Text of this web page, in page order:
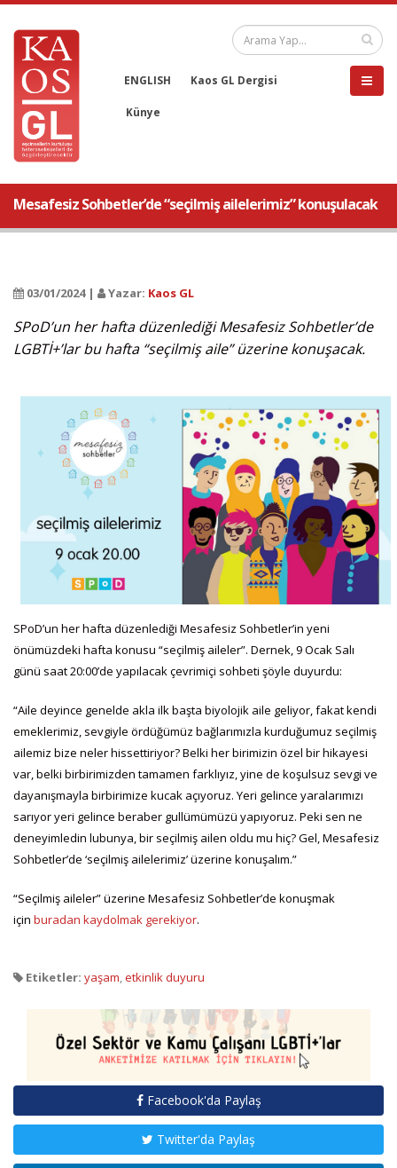
ENGLISH Kaos GL Dergisi
Künye
Mesafesiz Sohbetler’de “seçilmiş ailelerimiz” konuşulacak
03/01/2024 | Yazar: Kaos GL
SPoD’un her hafta düzenlediği Mesafesiz Sohbetler’de
LGBTİ+’lar bu hafta “seçilmiş aile” üzerine konuşacak.
SPoD’un her hafta düzenlediği Mesafesiz Sohbetler’in yeni
önümüzdeki hafta konusu “seçilmiş aileler”. Dernek, 9 Ocak Salı
günü saat 20:00’de yapılacak çevrimiçi sohbeti şöyle duyurdu:
“Aile deyince genelde akla ilk başta biyolojik aile geliyor, fakat kendi
emeklerimiz, sevgiyle ördüğümüz bağlarımızla kurduğumuz seçilmiş
ailemiz bize neler hissettiriyor? Belki her birimizin özel bir hikayesi
var, belki birbirimizden tamamen farklıyız, yine de koşulsuz sevgi ve
dayanışmayla birbirimize kucak açıyoruz. Yeri gelince yaralarımızı
sarıyor yeri gelince beraber gullümümüzü yapıyoruz. Peki sen ne
deneyimledin lubunya, bir seçilmiş ailen oldu mu hiç? Gel, Mesafesiz
Sohbetler’de ‘seçilmiş ailelerimiz’ üzerine konuşalım.”
“Seçilmiş aileler” üzerine Mesafesiz Sohbetler’de konuşmak
için buradan kaydolmak gerekiyor.
Etiketler: yaşam,etkinlik duyuru
Facebook'da Paylaş
Twitter'da Paylaş